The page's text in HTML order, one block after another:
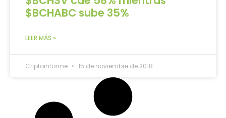
$BCHABC sube 35%
LEER MÁS »
Criptoinforme 15 de noviembre de 2018